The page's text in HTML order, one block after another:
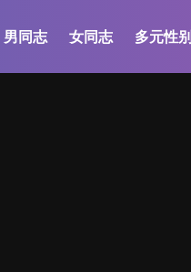
男同志 女同志 多元性别